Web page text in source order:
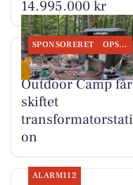
14.995.000 kr
SPONSORERET OPSLAGSTAVLEN
Skyttehusets
Outdoor Camp får
skiftet
transformatorstati
on
ALARM112